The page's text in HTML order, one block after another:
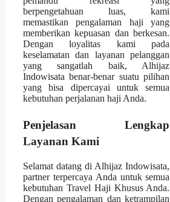
berpengetahuan luas, kami
memastikan pengalaman haji yang
memberikan kepuasan dan berkesan.
Dengan loyalitas kami pada
keselamatan dan layanan pelanggan
yang sangatlah baik, Alhijaz
Indowisata benar-benar suatu pilihan
yang bisa dipercayai untuk semua
kebutuhan perjalanan haji Anda.
Penjelasan Lengkap
Layanan Kami
Selamat datang di Alhijaz Indowisata,
partner terpercaya Anda untuk semua
kebutuhan Travel Haji Khusus Anda.
Dengan pengalaman dan ketrampilan